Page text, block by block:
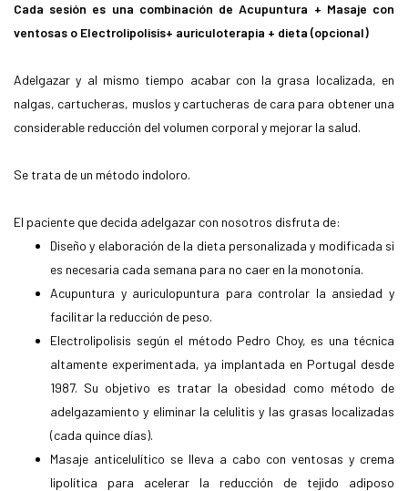
Cada sesión es una combinación de Acupuntura + Masaje con
ventosas o Electrolipolisis+ auriculoterapia + dieta (opcional)
Adelgazar y al mismo tiempo acabar con la grasa localizada, en
nalgas, cartucheras, muslos y cartucheras de cara para obtener una
considerable reducción del volumen corporal y mejorar la salud.
Se trata de un método indoloro.
El paciente que decida adelgazar con nosotros disfruta de:
Diseño y elaboración de la dieta personalizada y modificada si
es necesaria cada semana para no caer en la monotonía.
Acupuntura y auriculopuntura para controlar la ansiedad y
facilitar la reducción de peso.
Electrolipolisis según el método Pedro Choy, es una técnica
altamente experimentada, ya implantada en Portugal desde
1987. Su objetivo es tratar la obesidad como método de
adelgazamiento y eliminar la celulitis y las grasas localizadas
(cada quince días).
Masaje anticelulítico se lleva a cabo con ventosas y crema
lipolítica para acelerar la reducción de tejido adiposo